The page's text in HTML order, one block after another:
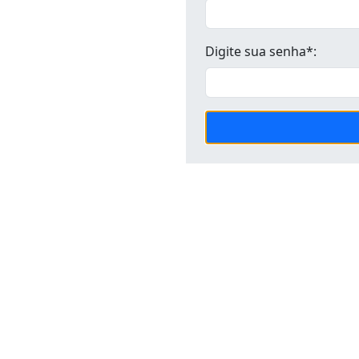
Digite sua senha*: